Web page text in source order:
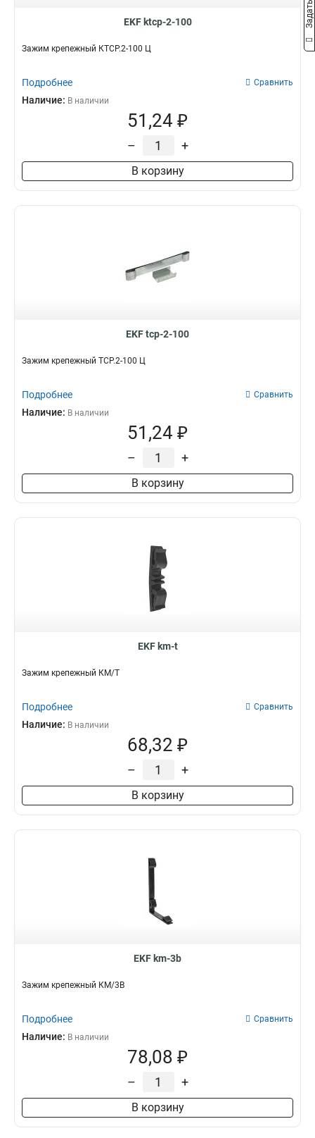
EKF ktcp-2-100
Зажим крепежный КТСР.2-100 Ц
Подробнее Сравнить
Наличие: В наличии
51,24 ₽
– +
В корзину
EKF tcp-2-100
Зажим крепежный ТСР.2-100 Ц
Подробнее Сравнить
Наличие: В наличии
51,24 ₽
– +
В корзину
EKF km-t
Зажим крепежный КМ/Т
Подробнее Сравнить
Наличие: В наличии
68,32 ₽
– +
В корзину
EKF km-3b
Зажим крепежный КМ/3В
Подробнее Сравнить
Наличие: В наличии
78,08 ₽
– +
В корзину